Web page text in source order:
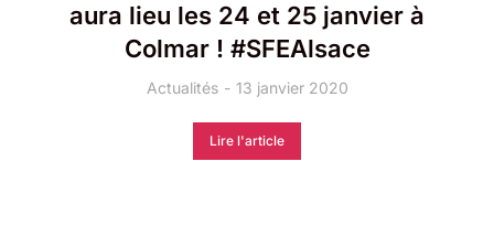
aura lieu les 24 et 25 janvier à
Colmar ! #SFEAlsace
Actualités 13 janvier 2020
Lire l'article